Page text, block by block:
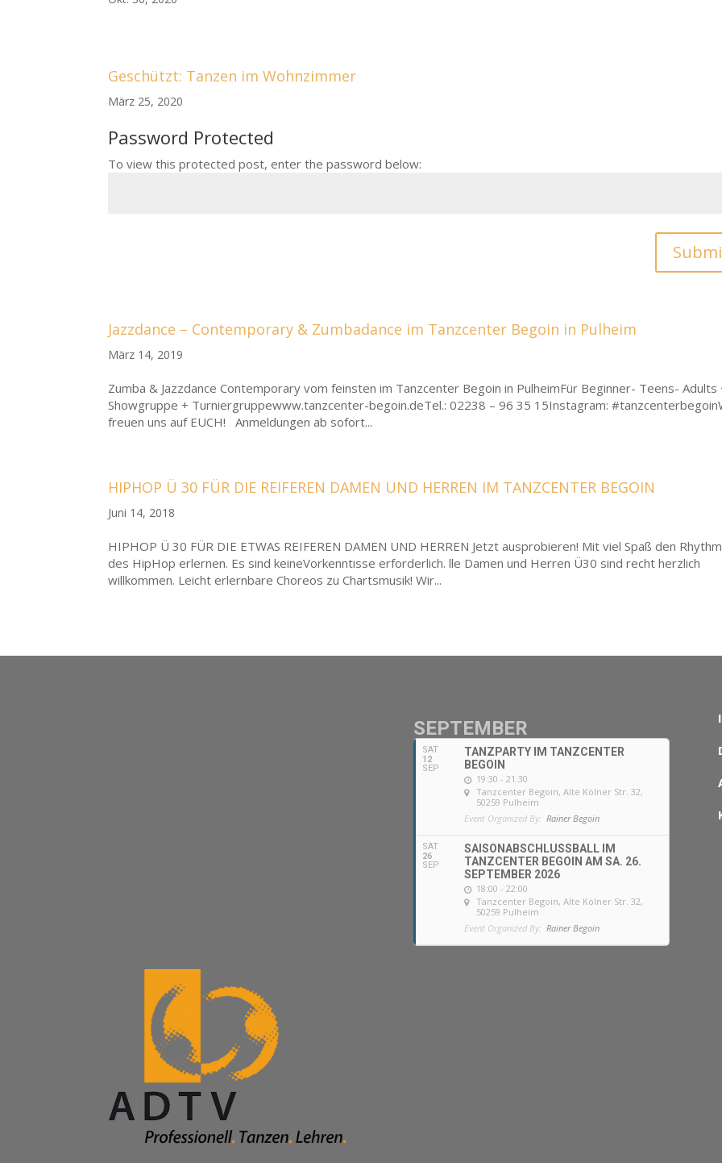
Geschützt: Tanzen im Wohnzimmer
März 25, 2020
Password Protected
To view this protected post, enter the password below:
Jazzdance – Contemporary & Zumbadance im Tanzcenter Begoin in Pulheim
März 14, 2019
Zumba & Jazzdance Contemporary vom feinsten im Tanzcenter Begoin in PulheimFür Beginner- Teens- Adults
Showgruppe + Turniergruppewww.tanzcenter-begoin.deTel.: 02238 – 96 35 15Instagram:
freuen uns auf EUCH! Anmeldungen ab sofort...
HIPHOP Ü 30 FÜR DIE REIFEREN DAMEN UND HERREN IM TANZCENTER BEGOIN
Juni 14, 2018
HIPHOP Ü 30 FÜR DIE ETWAS REIFEREN DAMEN UND HERREN Jetzt ausprobieren! Mit viel Spaß den
des HipHop erlernen. Es sind keineVorkenntisse erforderlich. lle Damen und Herren Ü30 sind recht herzlich
willkommen. Leicht erlernbare Choreos zu Chartsmusik! Wir...
SEPTEMBER
SAT
12
SEP
TANZPARTY IM TANZCENTER
BEGOIN
19:30 - 21:30
Tanzcenter Begoin, Alte Kölner Str. 32,
50259 Pulheim
Event Organized By: Rainer Begoin
SAT
26
SEP
SAISONABSCHLUSSBALL IM
TANZCENTER BEGOIN AM SA. 26.
SEPTEMBER 2026
18:00 - 22:00
Tanzcenter Begoin, Alte Kölner Str. 32,
50259 Pulheim
Event Organized By: Rainer Begoin